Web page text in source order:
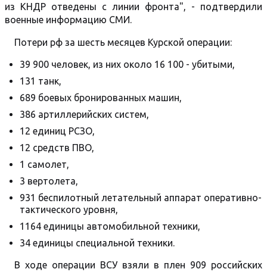
из КНДР отведены с линии фронта", - подтвердили
военные информацию СМИ.
Потери рф за шесть месяцев Курской операции:
39 900 человек, из них около 16 100 - убитыми,
131 танк,
689 боевых бронированных машин,
386 артиллерийских систем,
12 единиц РСЗО,
12 средств ПВО,
1 самолет,
3 вертолета,
931 беспилотный летательный аппарат оперативно-
тактического уровня,
1164 единицы автомобильной техники,
34 единицы специальной техники.
В ходе операции ВСУ взяли в плен 909 российских